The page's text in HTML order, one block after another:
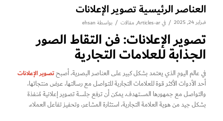
العناصر الرئيسية تصوير الإعلانات
فبراير 24, 2025 / فيArticles-ar
, مقالات / بواسطة ehsan
تصوير الإعلانات: فن التقاط الصور
الجذابة للعلامات التجارية
في عالم اليوم الذي يعتمد بشكل كبير على العناصر البصرية، أصبحتصوير الإعلانات
أحد الأدوات الأكثر قوة للعلامات التجارية للتواصل مع رسالتها، عرض منتجاتها،
والتواصل مع جمهورها المستهدف. يمكن أن ترفع جلسة تصوير إعلانية مُنفذة
بشكل جيد من هوية العلامة التجارية، استثارة المشاعر، وتحفيز تفاعل العملاء.